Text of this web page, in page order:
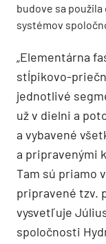
budove sa
systémov
„Elementárna
stĺpikovo-
jednotlivé
už v dielni a
a vybavené
a pripravenými
Tam sú priamo
pripravené tzv.
vysvetľuje
spoločnosti